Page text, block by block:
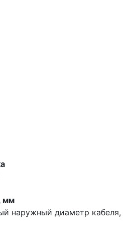
мм
наружный диаметр кабеля,